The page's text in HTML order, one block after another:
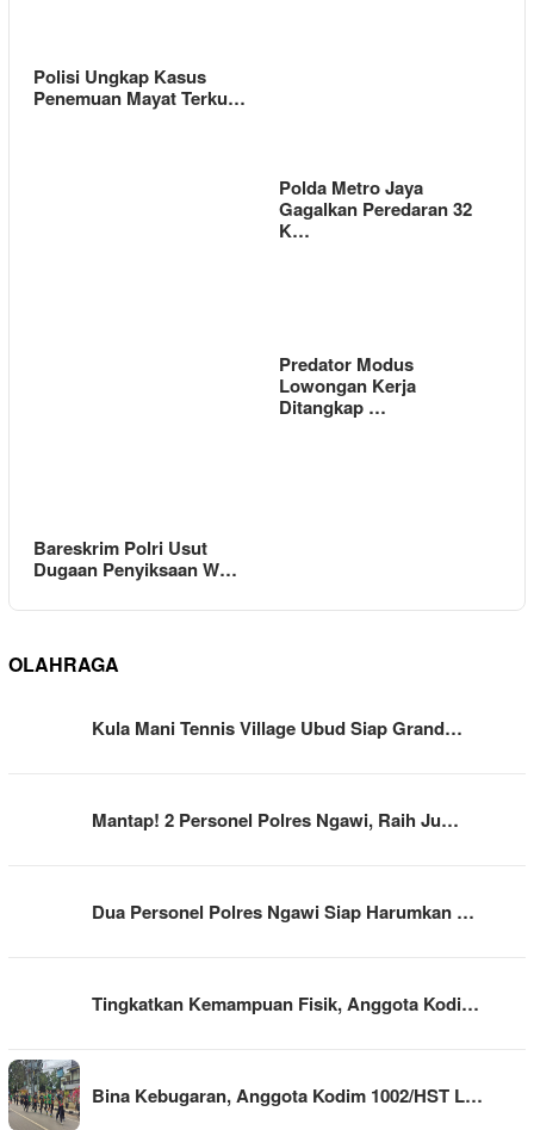
Polisi Ungkap Kasus
Penemuan Mayat Terku…
Polda Metro Jaya
Gagalkan Peredaran 32
K…
Bareskrim Polri Usut
Dugaan Penyiksaan W…
Predator Modus
Lowongan Kerja
Ditangkap …
OLAHRAGA
Kula Mani Tennis Village Ubud Siap Grand…
Mantap! 2 Personel Polres Ngawi, Raih Ju…
Dua Personel Polres Ngawi Siap Harumkan …
Tingkatkan Kemampuan Fisik, Anggota Kodi…
Bina Kebugaran, Anggota Kodim 1002/HST L…